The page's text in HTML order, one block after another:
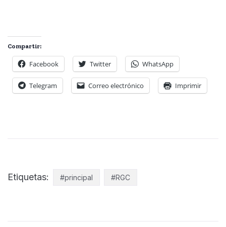
Compartir:
Facebook Twitter WhatsApp
Telegram Correo electrónico Imprimir
Etiquetas: #principal #RGC